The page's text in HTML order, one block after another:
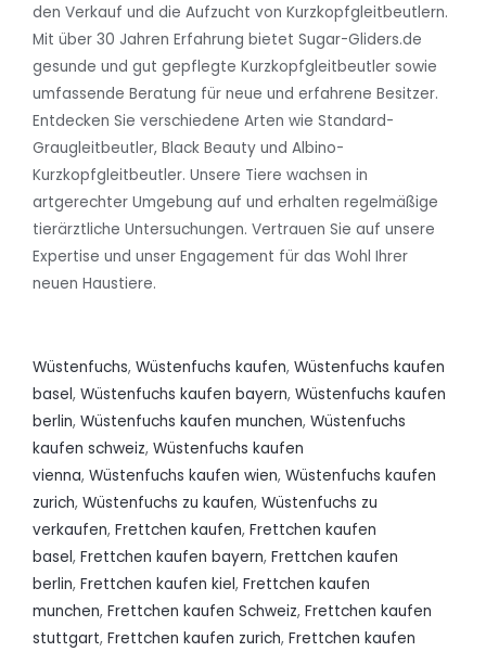
den Verkauf und die Aufzucht von Kurzkopfgleitbeutlern.
Mit über 30 Jahren Erfahrung bietet Sugar-Gliders.de
gesunde und gut gepflegte Kurzkopfgleitbeutler sowie
umfassende Beratung für neue und erfahrene Besitzer.
Entdecken Sie verschiedene Arten wie Standard-
Graugleitbeutler, Black Beauty und Albino-
Kurzkopfgleitbeutler. Unsere Tiere wachsen in
artgerechter Umgebung auf und erhalten regelmäßige
tierärztliche Untersuchungen. Vertrauen Sie auf unsere
Expertise und unser Engagement für das Wohl Ihrer
neuen Haustiere.
Wüstenfuchs, Wüstenfuchs kaufen, Wüstenfuchs kaufen
basel, Wüstenfuchs kaufen bayern, Wüstenfuchs kaufen
berlin, Wüstenfuchs kaufen munchen, Wüstenfuchs
kaufen schweiz, Wüstenfuchs kaufen
vienna, Wüstenfuchs kaufen wien, Wüstenfuchs kaufen
zurich, Wüstenfuchs zu kaufen, Wüstenfuchs zu
verkaufen, Frettchen kaufen, Frettchen kaufen
basel, Frettchen kaufen bayern, Frettchen kaufen
berlin, Frettchen kaufen kiel, Frettchen kaufen
munchen, Frettchen kaufen Schweiz, Frettchen kaufen
stuttgart, Frettchen kaufen zurich, Frettchen kaufen